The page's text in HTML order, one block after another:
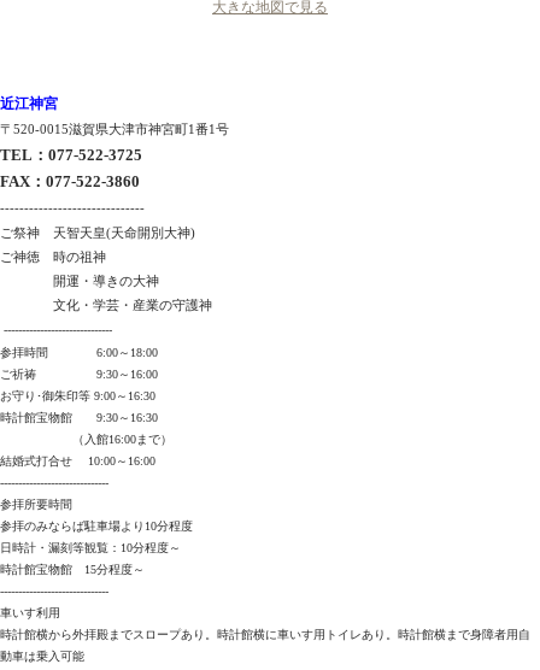
大きな地図で見る
近江神宮
〒520-0015滋賀県大津市神宮町1番1号
TEL ： 077-522-3725
FAX： 077-522-3860
------------------------------
ご祭神 天智天皇(天命開別大神)
ご神徳 時の祖神
開運・導きの大神
文化・学芸・産業の守護神
------------------------------
参拝時間 6:00～18:00
ご祈祷 9:30～16:00
お守り･御朱印等 9:00～16:30
時計館宝物館 9:30～16:30
（入館16:00まで）
結婚式打合せ 10:00～16:00
------------------------------
参拝所要時間
参拝のみならば駐車場より10分程度
日時計・漏刻等観覧：10分程度～
時計館宝物館 15分程度～
------------------------------
車いす利用
時計館横から外拝殿までスロープあり。時計館横に車いす用トイレあり。時計館横まで身障者用自
動車は乗入可能